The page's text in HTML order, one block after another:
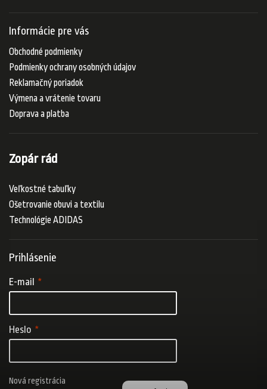
Informácie pre vás
Obchodné podmienky
Podmienky ochrany osobných údajov
Reklamačný poriadok
Výmena a vrátenie tovaru
Doprava a platba
Zopár rád
Veľkostné tabuľky
Ošetrovanie obuvi a textilu
Technológie ADIDAS
Prihlásenie
E-mail
Heslo
Nová registrácia